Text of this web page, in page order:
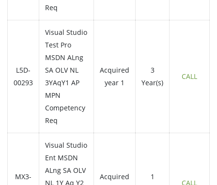
Req
L5D-
00293
Visual Studio
Test Pro
MSDN ALng
SA OLV NL
3YAqY1 AP
MPN
Competency
Req
Acquired
year 1
3
Year(s)
CALL
MX3-
Visual Studio
Ent MSDN
ALng SA OLV
NL 1Y Aq Y2
Acquired
1
CALL